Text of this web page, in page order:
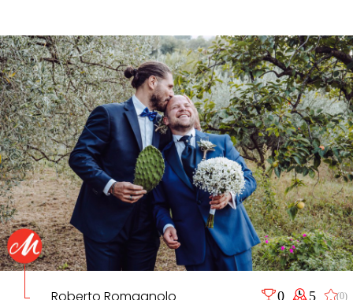
Roberto Romagnolo 0 5 (0)